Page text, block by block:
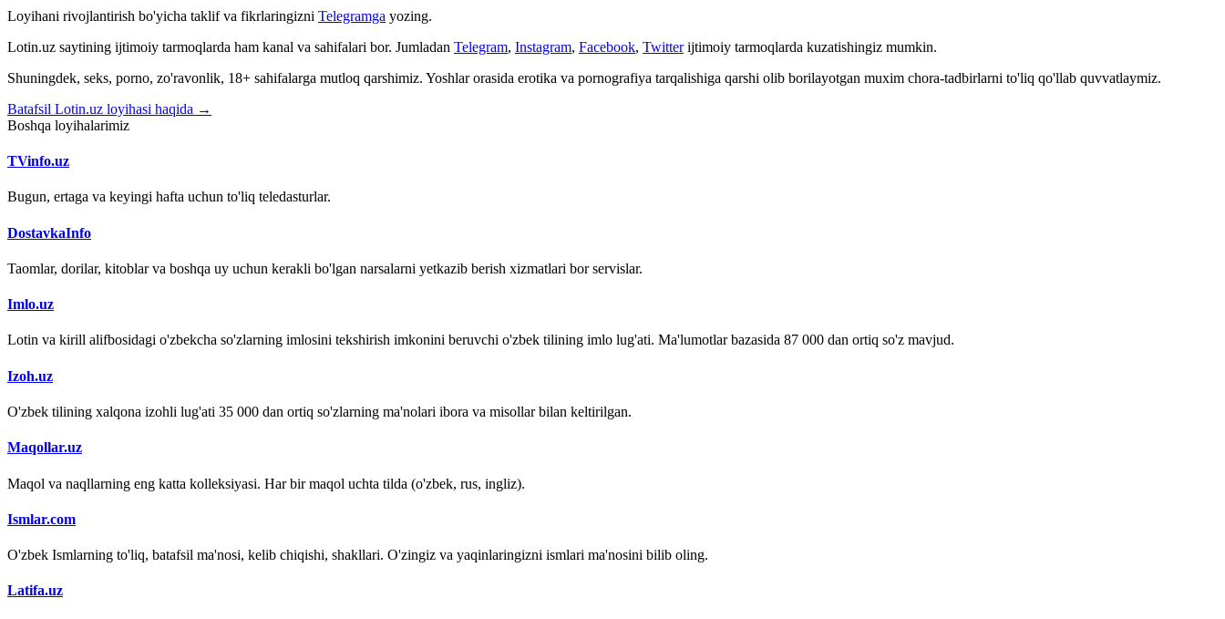
Loyihani rivojlantirish bo'yicha taklif va fikrlaringizni Telegramga yozing.
Lotin.uz saytining ijtimoiy tarmoqlarda ham kanal va sahifalari bor. Jumladan Telegram, Instagram, Facebook, Twitter ijtimoiy tarmoqlarda kuzatishingiz mumkin.
Shuningdek, seks, porno, zo'ravonlik, 18+ sahifalarga mutloq qarshimiz. Yoshlar orasida erotika va pornografiya tarqalishiga qarshi olib borilayotgan muxim chora-tadbirlarni to'liq qo'llab quvvatlaymiz.
Batafsil Lotin.uz loyihasi haqida →
Boshqa loyihalarimiz
TVinfo.uz
Bugun, ertaga va keyingi hafta uchun to'liq teledasturlar.
DostavkaInfo
Taomlar, dorilar, kitoblar va boshqa uy uchun kerakli bo'lgan narsalarni yetkazib berish xizmatlari bor servislar.
Imlo.uz
Lotin va kirill alifbosidagi o'zbekcha so'zlarning imlosini tekshirish imkonini beruvchi o'zbek tilining imlo lug'ati. Ma'lumotlar bazasida 87 000 dan ortiq so'z mavjud.
Izoh.uz
O'zbek tilining xalqona izohli lug'ati 35 000 dan ortiq so'zlarning ma'nolari ibora va misollar bilan keltirilgan.
Maqollar.uz
Maqol va naqllarning eng katta kolleksiyasi. Har bir maqol uchta tilda (o'zbek, rus, ingliz).
Ismlar.com
O'zbek Ismlarning to'liq, batafsil ma'nosi, kelib chiqishi, shakllari. O'zingiz va yaqinlaringizni ismlari ma'nosini bilib oling.
Latifa.uz